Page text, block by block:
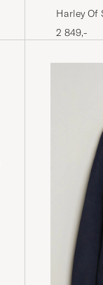
Harley Of
Fairisle
2 849,-